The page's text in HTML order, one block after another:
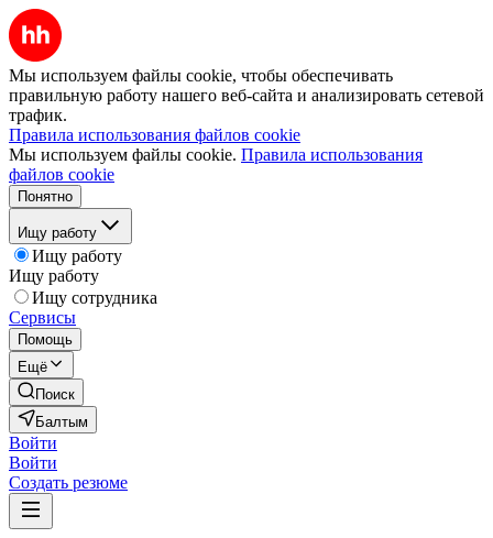
Мы используем файлы cookie, чтобы обеспечивать
правильную работу нашего веб-сайта и анализировать сетевой
трафик.
Правила использования файлов cookie
Мы используем файлы cookie. Правила использования
файлов cookie
Понятно
Ищу работу
Ищу работу
Ищу работу
Ищу сотрудника
Сервисы
Помощь
Ещё
Поиск
Балтым
Войти
Войти
Создать резюме